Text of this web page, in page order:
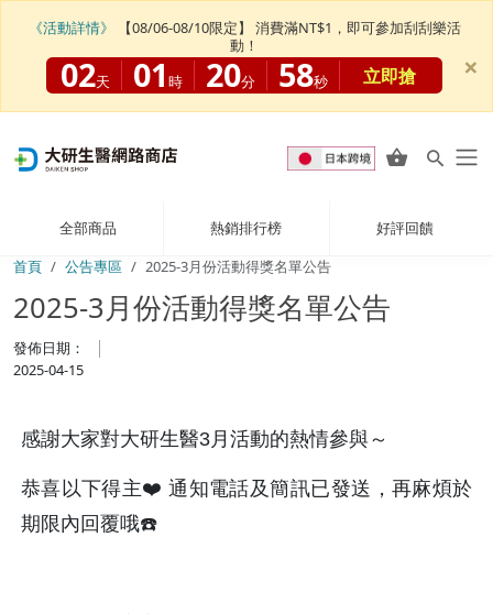
全部商品 熱銷排行榜
好評回饋
首頁
公告專區 2025-3月份活動得獎名單公告
2025-3月份活動得獎名單公告
發佈日期：
2025-04-15
感謝大家對大研生醫3月活動的熱情參與～
恭喜以下得主❤️ 通知電話及簡訊已發送，再麻煩於
期限內回覆哦☎️
《活動詳情》
【08/06-08/10限定】 消費滿NT$1，即可參加刮刮樂活
動！
02天 01 時 20分 58秒 立即搶 ×